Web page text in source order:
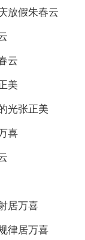
放假朱春云
云
美
光张正美
喜
居万喜
律居万喜